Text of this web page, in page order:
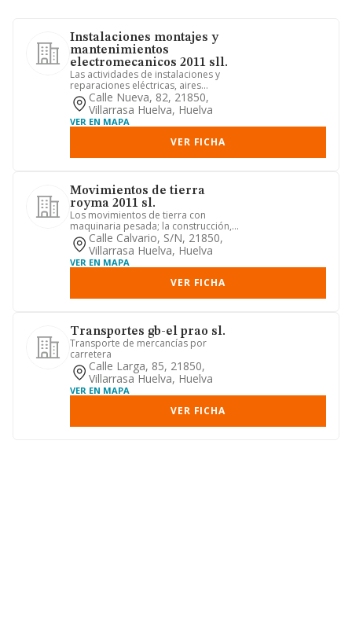
Instalaciones montajes y
mantenimientos
electromecanicos 2011 sll.
Las actividades de instalaciones y
reparaciones eléctricas, aires
acondicionados, frío/ calor
Calle Nueva, 82, 21850,
Villarrasa Huelva, Huelva
VER EN MAPA
VER FICHA
Movimientos de tierra
royma 2011 sl.
Los movimientos de tierra con
maquinaria pesada; la construcción,
promoción y venta de edificacione...
Calle Calvario, S/n, 21850,
Villarrasa Huelva, Huelva
VER EN MAPA
VER FICHA
Transportes gb-el prao sl.
Transporte de mercancías por
carretera
Calle Larga, 85, 21850,
Villarrasa Huelva, Huelva
VER EN MAPA
VER FICHA